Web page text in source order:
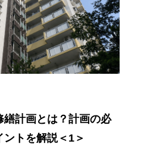
繕計画とは？計画の必
トを解説＜1＞